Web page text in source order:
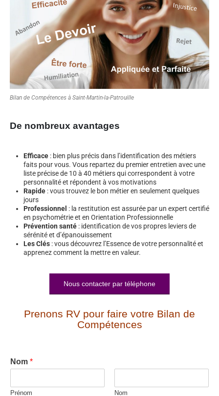
Bilan de Compétences à Saint-Martin-la-Patrouille
De nombreux avantages
Efficace : bien plus précis dans l’identification des métiers
faits pour vous. Vous repartez du premier entretien avec une
liste précise de 10 à 40 métiers qui correspondent à votre
personnalité et répondent à vos motivations
Rapide : vous trouvez le bon métier en seulement quelques
jours
Professionnel : la restitution est assurée par un expert certifié
en psychométrie et en Orientation Professionnelle
Prévention santé : identification de vos propres leviers de
sérénité et d’épanouissement
Les Clés : vous découvrez l’Essence de votre personnalité et
apprenez comment la mettre en valeur.
Nous contacter par téléphone
Prenons RV pour faire votre Bilan de
Compétences
Nom *
Prénom Nom